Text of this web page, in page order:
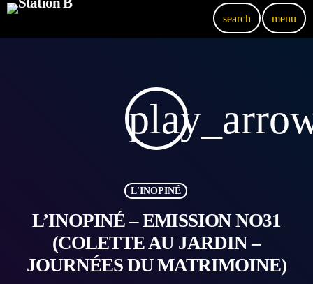
search menu
L'INOPINÉ
L’INOPINÉ – EMISSION NO31
(COLETTE AU JARDIN –
JOURNÉES DU MATRIMOINE)